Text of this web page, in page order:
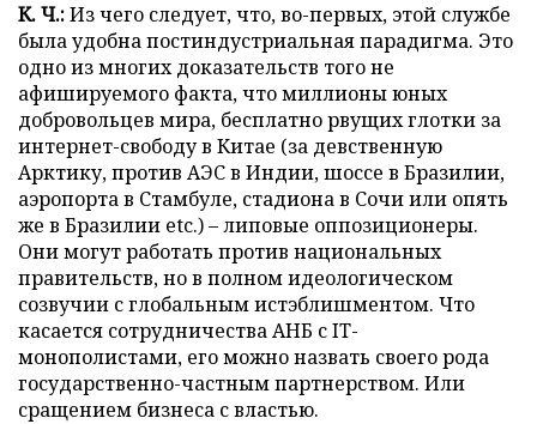
К. Ч.:Из чего следует, что, во-первых, этой службе
была удобна постиндустриальная парадигма. Это
одно из многих доказательств того не
афишируемого факта, что миллионы юных
добровольцев мира, бесплатно рвущих глотки за
интернет-свободу в Китае (за девственную
Арктику, против АЭС в Индии, шоссе в Бразилии,
аэропорта в Стамбуле, стадиона в Сочи или опять
же в Бразилии etc.) – липовые оппозиционеры.
Они могут работать против национальных
правительств, но в полном идеологическом
созвучии с глобальным истэблишментом. Что
касается сотрудничества АНБ с IT-
монополистами, его можно назвать своего рода
государственно-частным партнерством. Или
сращением бизнеса с властью.